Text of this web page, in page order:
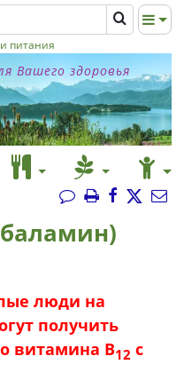
питания
Вашего здоровья
люди на
получить
витамина B12 с